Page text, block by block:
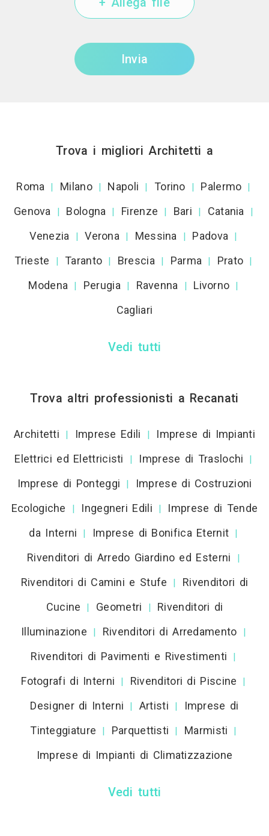
Invia
Trova i migliori Architetti a
Roma | Milano | Napoli | Torino | Palermo |
Genova | Bologna | Firenze | Bari | Catania |
Venezia | Verona | Messina | Padova |
Trieste | Taranto | Brescia | Parma | Prato |
Modena | Perugia | Ravenna | Livorno |
Cagliari
Vedi tutti
Trova altri professionisti a Recanati
Architetti | Imprese Edili |
Imprese di Impianti
Elettrici ed Elettricisti
| Imprese di Traslochi |
Imprese di Ponteggi |
Imprese di Costruzioni
Ecologiche
| Ingegneri Edili |
Imprese di Tende
da Interni
| Imprese di Bonifica Eternit |
Rivenditori di Arredo Giardino ed Esterni |
Rivenditori di Camini e Stufe |
Rivenditori di
Cucine
| Geometri |
Rivenditori di
Illuminazione
| Rivenditori di Arredamento |
Rivenditori di Pavimenti e Rivestimenti |
Fotografi di Interni | Rivenditori di Piscine |
Designer di Interni | Artisti |
Imprese di
Tinteggiature
| Parquettisti | Marmisti |
Imprese di Impianti di Climatizzazione
Vedi tutti